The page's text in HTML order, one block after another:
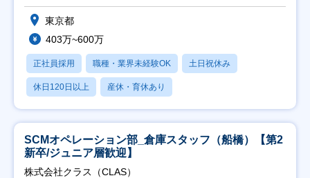
東京都
403万~600万
正社員採用 職種・業界未経験OK 土日祝休み
休日120日以上 産休・育休あり
SCMオペレーション部_倉庫スタッフ（船橋）【第2
新卒/ジュニア層歓迎】
株式会社クラス（CLAS）